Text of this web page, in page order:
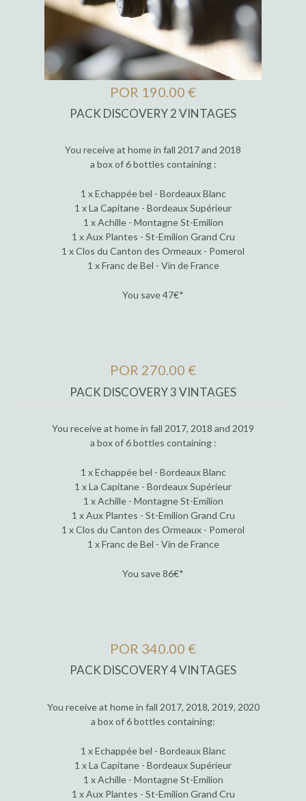
POR 190.00 €
PACK DISCOVERY 2 VINTAGES
You receive at home in fall 2017 and 2018
a box of 6 bottles containing :
1 x Echappée bel - Bordeaux Blanc
1 x La Capitane - Bordeaux Supérieur
1 x Achille - Montagne St-Emilion
1 x Aux Plantes - St-Emilion Grand Cru
1 x Clos du Canton des Ormeaux - Pomerol
1 x Franc de Bel - Vin de France
You save 47€*
POR 270.00 €
PACK DISCOVERY 3 VINTAGES
You receive at home in fall 2017, 2018 and 2019
a box of 6 bottles containing :
1 x Echappée bel - Bordeaux Blanc
1 x La Capitane - Bordeaux Supérieur
1 x Achille - Montagne St-Emilion
1 x Aux Plantes - St-Emilion Grand Cru
1 x Clos du Canton des Ormeaux - Pomerol
1 x Franc de Bel - Vin de France
You save 86€*
POR 340.00 €
PACK DISCOVERY 4 VINTAGES
You receive at home in fall 2017, 2018, 2019, 2020
a box of 6 bottles containing:
1 x Echappée bel - Bordeaux Blanc
1 x La Capitane - Bordeaux Supérieur
1 x Achille - Montagne St-Emilion
1 x Aux Plantes - St-Emilion Grand Cru